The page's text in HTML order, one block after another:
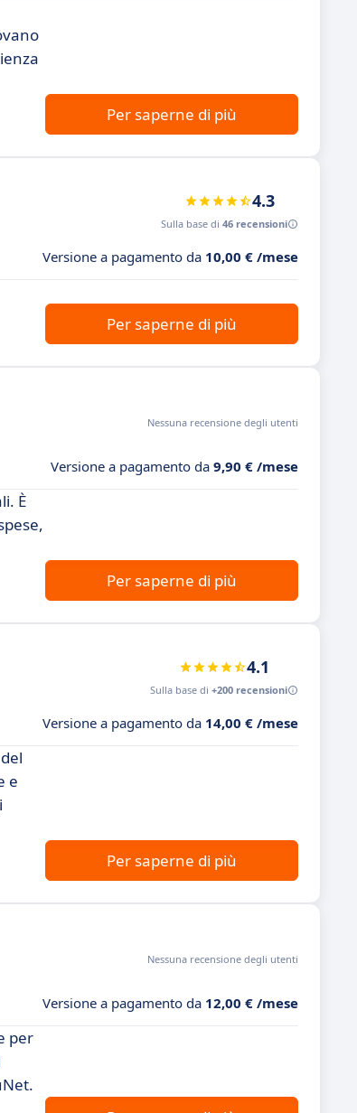
Per saperne di più
4.3
Sulla base di 46 recensioni
Versione a pagamento da 10,00 € /mese
Per saperne di più
Nessuna recensione degli utenti
Versione a pagamento da 9,90 € /mese
È
Per saperne di più
4.1
Sulla base di +200 recensioni
Versione a pagamento da 14,00 € /mese
e
Per saperne di più
Nessuna recensione degli utenti
Versione a pagamento da 12,00 € /mese
per